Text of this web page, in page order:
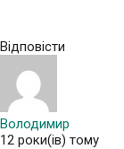
Відповісти
Володимир
12 роки(ів) тому